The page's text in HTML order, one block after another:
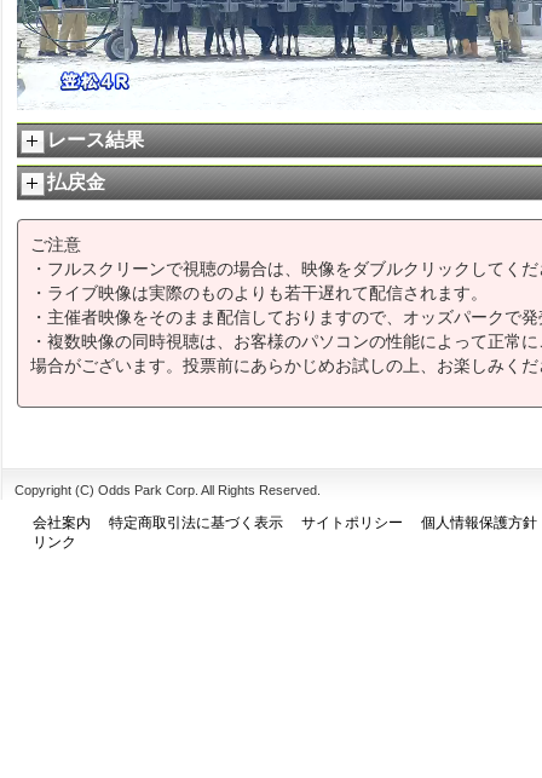
Video
レース結果
払戻金
ご注意
・フルスクリーンで視聴の場合は、映像をダブルクリックしてく
・ライブ映像は実際のものよりも若干遅れて配信されます。
・主催者映像をそのまま配信しておりますので、オッズパークで
・複数映像の同時視聴は、お客様のパソコンの性能によって正常
場合がございます。投票前にあらかじめお試しの上、お楽しみく
Copyright (C) Odds Park Corp. All Rights Reserved.
会社案内 特定商取引法に基づく表示 サイトポリシー
個人情報保護方針
リンク